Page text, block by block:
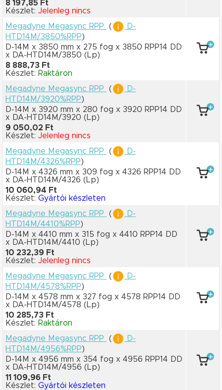
8 197,85 Ft
Készlet: Jelenleg nincs
Megadyne Megasync RPP
(
D-
HTD14M/3850%RPP)
D-14M x 3850 mm x 275 fog x 3850 RPP14 DD
x DA-HTD14M/3850 (Lp)
8 888,73 Ft
Készlet: Raktáron
Megadyne Megasync RPP
(
D-
HTD14M/3920%RPP)
D-14M x 3920 mm x 280 fog x 3920 RPP14 DD
x DA-HTD14M/3920 (Lp)
9 050,02 Ft
Készlet: Jelenleg nincs
Megadyne Megasync RPP
(
D-
HTD14M/4326%RPP)
D-14M x 4326 mm x 309 fog x 4326 RPP14 DD
x DA-HTD14M/4326 (Lp)
10 060,94 Ft
Készlet: Gyártói készleten
Megadyne Megasync RPP
(
D-
HTD14M/4410%RPP)
D-14M x 4410 mm x 315 fog x 4410 RPP14 DD
x DA-HTD14M/4410 (Lp)
10 232,39 Ft
Készlet: Jelenleg nincs
Megadyne Megasync RPP
(
D-
HTD14M/4578%RPP)
D-14M x 4578 mm x 327 fog x 4578 RPP14 DD
x DA-HTD14M/4578 (Lp)
10 285,73 Ft
Készlet: Raktáron
Megadyne Megasync RPP
(
D-
HTD14M/4956%RPP)
D-14M x 4956 mm x 354 fog x 4956 RPP14 DD
x DA-HTD14M/4956 (Lp)
11 109,96 Ft
Készlet: Gyártói készleten